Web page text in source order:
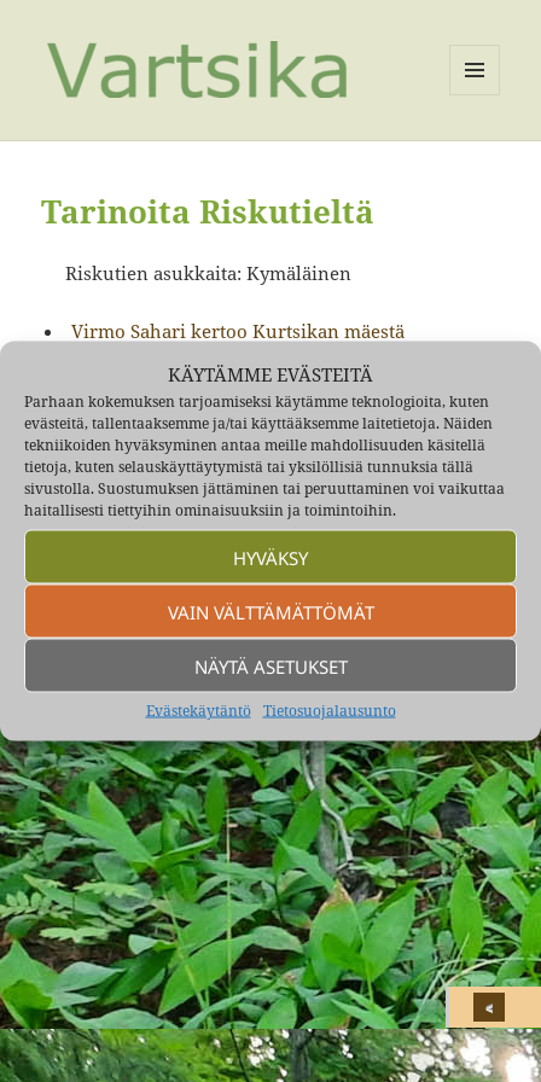
KÄYTÄMME EVÄSTEITÄ
Parhaan kokemuksen tarjoamiseksi käytämme teknologioita, kuten
evästeitä, tallentaaksemme ja/tai käyttääksemme laitetietoja. Näiden
tekniikoiden hyväksyminen antaa meille mahdollisuuden käsitellä
tietoja, kuten selauskäyttäytymistä tai yksilöllisiä tunnuksia tällä
sivustolla. Suostumuksen jättäminen tai peruuttaminen voi vaikuttaa
haitallisesti tiettyihin ominaisuuksiin ja toimintoihin.
HYVÄKSY
VAIN VÄLTTÄMÄTTÖMÄT
NÄYTÄ ASETUKSET
Evästekäytäntö Tietosuojalausunto
VIMPAIMET
Tarinoita Riskutieltä
Riskutien asukkaita: Kymäläinen
Virmo Sahari kertoo Kurtsikan mäestä
Vartiokylässä elettiin rintamamiestonttien aikaa -40,-50, -60 ja
-70 -luvuilla.
Voimanlähteenä WordPress